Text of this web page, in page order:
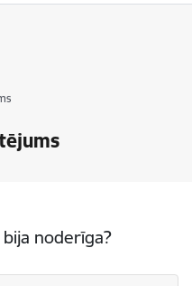
noderīga?